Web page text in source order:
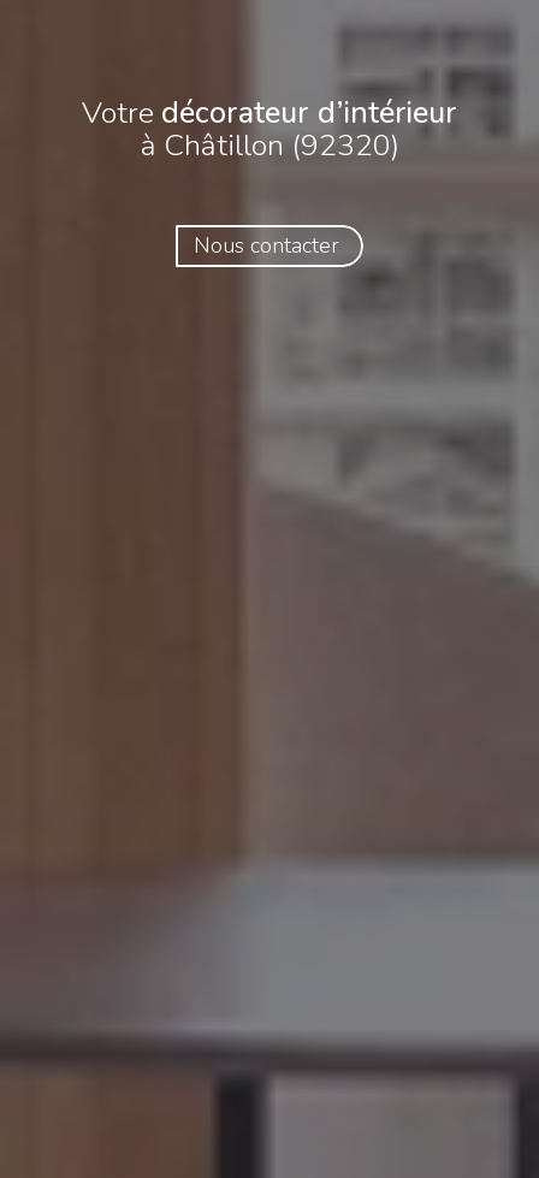
Votre décorateur d’intérieur
à Châtillon (92320)
Nous contacter